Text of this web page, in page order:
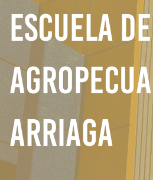
ESCUELA
ARRIAGA